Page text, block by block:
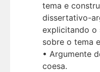
tema e
dissertativo-
explicitando o
sobre o tema
• Argumente
coesa.